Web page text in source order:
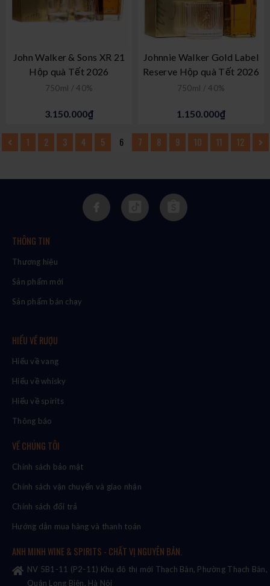
John Walker & Sons XR 21
Hộp quà Tết 2026
750ml / 40%
3.150.000₫
Johnnie Walker Gold Label
Reserve Hộp quà Tết 2026
750ml / 40%
1.150.000₫
1 2 3 4 5 6 7 8 9 10 11 12
THÔNG TIN
Thương hiệu
Sản phẩm mới
Sản phẩm bán chạy
HIỂU VỀ RƯỢU
Hiểu về vang
Hiểu về whisky
Hiểu về spirits
Thông báo
VỀ CHÚNG TÔI
Chính sách bảo mật
Chính sách vận chuyển và giao nhận
Chính sách đổi trả
Hướng dẫn mua hàng và thanh toán
ANH MINH WINE & SPIRITS - CHẤT VỊ NGUYÊN BẢN.
NV 5B1-11 (P2-11) Khu đô thị mới Thạch Bàn, Phường Thạch Bàn,
Quận Long Biên, Hà Nội